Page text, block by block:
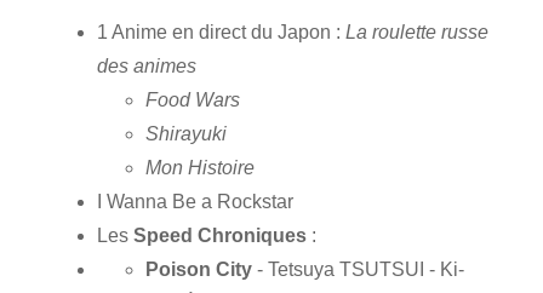
1 Anime en direct du Japon : La roulette russe
des animes
Food Wars
Shirayuki
Mon Histoire
I Wanna Be a Rockstar
Les Speed Chroniques :
Poison City - Tetsuya TSUTSUI - Ki-